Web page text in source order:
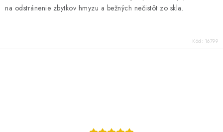
na odstránenie zbytkov hmyzu a bežných nečistôt zo skla.
Kód: 16799